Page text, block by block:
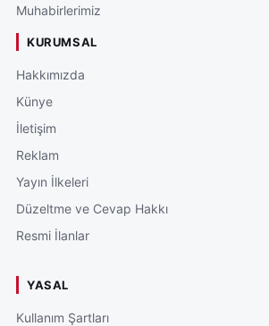
Muhabirlerimiz
KURUMSAL
Hakkımızda
Künye
İletişim
Reklam
Yayın İlkeleri
Düzeltme ve Cevap Hakkı
Resmi İlanlar
YASAL
Kullanım Şartları